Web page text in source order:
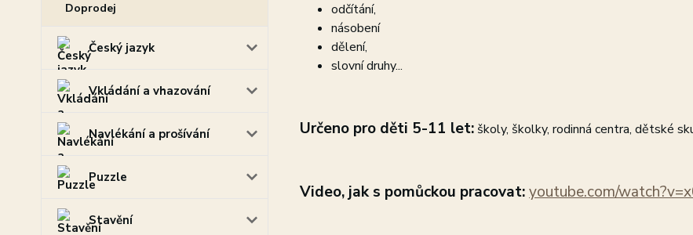
Doprodej
Český jazyk
Vkládání a vhazování
Navlékání a prošívání
Puzzle
Stavění
odčítání,
násobení
dělení,
slovní druhy...
Určeno pro děti 5-11 let: školy, školky, rodinná centra, dětské
Video, jak s pomůckou pracovat:youtube.com/